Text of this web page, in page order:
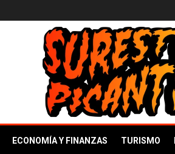
ECONOMÍA Y FINANZAS TURISMO